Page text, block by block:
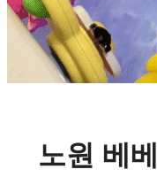
노원 베베